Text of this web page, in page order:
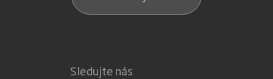
Sledujte nás